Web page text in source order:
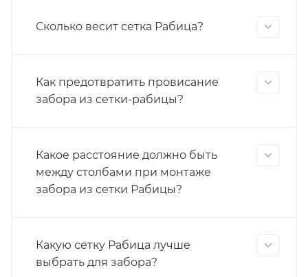
Сколько весит сетка Рабица?
Как предотвратить провисание
забора из сетки-рабицы?
Какое расстояние должно быть
между столбами при монтаже
забора из сетки Рабицы?
Какую сетку Рабица лучше
выбрать для забора?